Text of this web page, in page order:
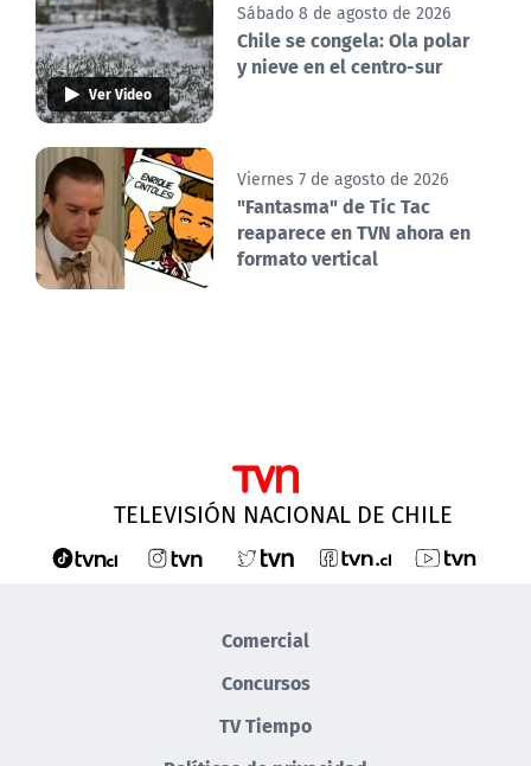
Ver Video
Sábado 8 de agosto de 2026
Chile se congela: Ola polar
y nieve en el centro-sur
Viernes 7 de agosto de 2026
"Fantasma" de Tic Tac
reaparece en TVN ahora en
formato vertical
TELEVISIÓN NACIONAL DE CHILE
Comercial
Concursos
TV Tiempo